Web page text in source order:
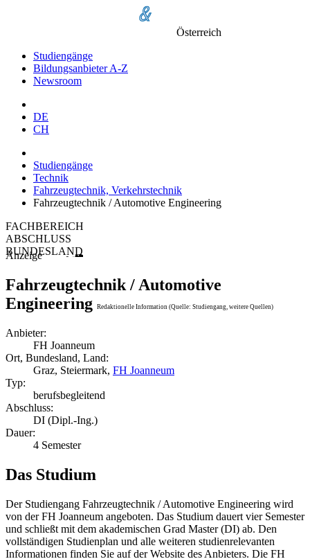
Österreich
Studiengänge
Bildungsanbieter A-Z
Newsroom
DE
CH
Studiengänge
Technik
Fahrzeugtechnik, Verkehrstechnik
Fahrzeugtechnik / Automotive Engineering
FACHBEREICH
ABSCHLUSS
BUNDESLAND
Anzeige
Fahrzeugtechnik / Automotive
Engineering Redaktionelle Information (Quelle: Studiengang, weitere Quellen)
Anbieter:
FH Joanneum
Ort, Bundesland, Land:
Graz, Steiermark, FH Joanneum
Typ:
berufsbegleitend
Abschluss:
DI (Dipl.-Ing.)
Dauer:
4 Semester
Das Studium
Der Studiengang Fahrzeugtechnik / Automotive Engineering wird
von der FH Joanneum angeboten. Das Studium dauert vier Semester
und schließt mit dem akademischen Grad Master (DI) ab. Den
vollständigen Studienplan und alle weiteren studienrelevanten
Informationen finden Sie auf der Website des Anbieters. Die FH